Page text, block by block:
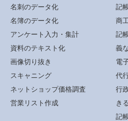
名刺のデータ化
名簿のデータ化
アンケート入力・集計
資料のテキスト化
画像切り抜き
スキャニング
ネットショップ価格調査
営業リスト作成
記
商
記
義
電
代
行
き
記